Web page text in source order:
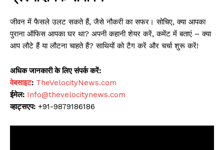
जीवन में फैसले उलट सकते हैं, जैसे नौकरी का सफर। सोचिए, क्या आपका
पुराना ऑफिस आपका घर था? अपनी कहानी शेयर करें, कमेंट में बताएं – क्या
आप लौटे हैं या लौटना चाहते हैं? साथियों को टैग करें और चर्चा शुरू करें!
अधिक जानकारी के लिए संपर्क करें:
वेबसाइट: TheVelocityNews.com
ईमेल: Info@thevelocitynews.com
व्हाट्सएप: +91-9879186186